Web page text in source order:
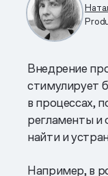
Внедрение
стимулирует
в процессах,
регламенты и
найти и
Например, в